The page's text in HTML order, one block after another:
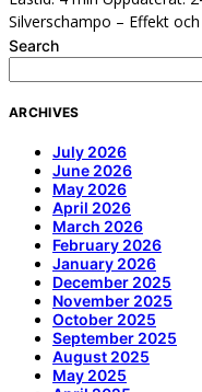
Silverschampo – Effekt
Search
ARCHIVES
July 2026
June 2026
May 2026
April 2026
March 2026
February 2026
January 2026
December 2025
November 2025
October 2025
September 2025
August 2025
May 2025